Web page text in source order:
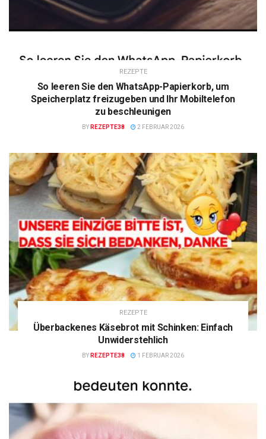
REZEPTE
So leeren Sie den WhatsApp-Papierkorb, um
Speicherplatz freizugeben und Ihr Mobiltelefon
zu beschleunigen
BY REZEPTE38 2 FEBRUAR 2026
REZEPTE
Überbackenes Käsebrot mit Schinken: Einfach
Unwiderstehlich
BY REZEPTE38 1 FEBRUAR 2026